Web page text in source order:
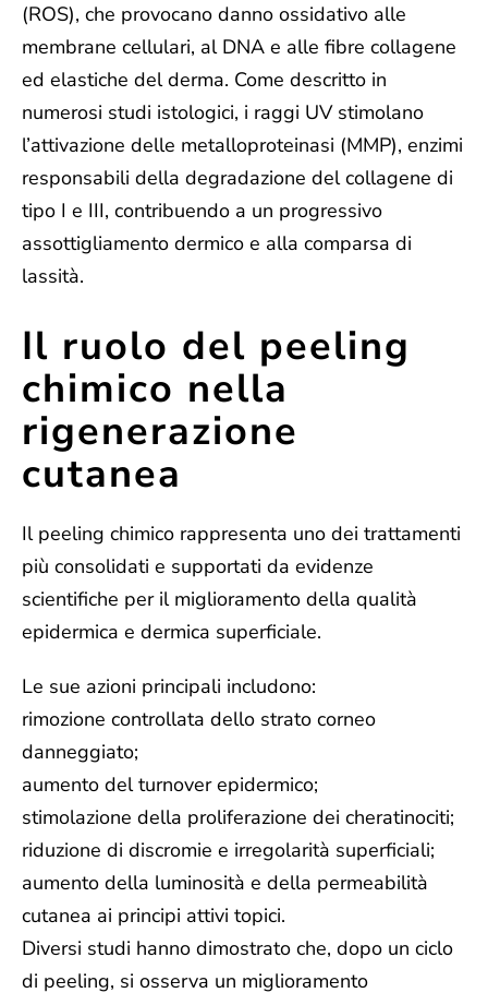
(ROS), che provocano danno ossidativo alle
membrane cellulari, al DNA e alle fibre collagene
ed elastiche del derma. Come descritto in
numerosi studi istologici, i raggi UV stimolano
l’attivazione delle metalloproteinasi (MMP), enzimi
responsabili della degradazione del collagene di
tipo I e III, contribuendo a un progressivo
assottigliamento dermico e alla comparsa di
lassità.
Il ruolo del peeling
chimico nella
rigenerazione
cutanea
Il peeling chimico rappresenta uno dei trattamenti
più consolidati e supportati da evidenze
scientifiche per il miglioramento della qualità
epidermica e dermica superficiale.
Le sue azioni principali includono:
rimozione controllata dello strato corneo
danneggiato;
aumento del turnover epidermico;
stimolazione della proliferazione dei cheratinociti;
riduzione di discromie e irregolarità superficiali;
aumento della luminosità e della permeabilità
cutanea ai principi attivi topici.
Diversi studi hanno dimostrato che, dopo un ciclo
di peeling, si osserva un miglioramento